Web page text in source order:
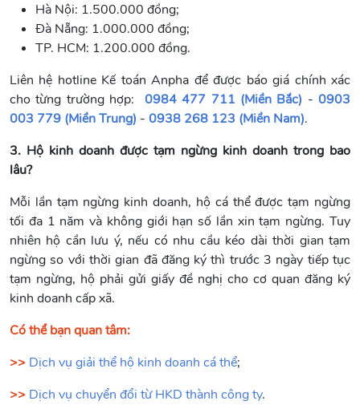
Hà Nội: 1.500.000 đồng;
Đà Nẵng: 1.000.000 đồng;
TP. HCM: 1.200.000 đồng.
Liên hệ hotline Kế toán Anpha để được báo giá chính xác
cho từng trường hợp: 0984 477 711 (Miền Bắc) - 0903
003 779 (Miền Trung) - 0938 268 123 (Miền Nam).
3. Hộ kinh doanh được tạm ngừng kinh doanh trong bao
lâu?
Mỗi lần tạm ngừng kinh doanh, hộ cá thể được tạm ngừng
tối đa 1 năm và không giới hạn số lần xin tạm ngừng. Tuy
nhiên hộ cần lưu ý, nếu có nhu cầu kéo dài thời gian tạm
ngừng so với thời gian đã đăng ký thì trước 3 ngày tiếp tục
tạm ngừng, hộ phải gửi giấy đề nghị cho cơ quan đăng ký
kinh doanh cấp xã.
Có thể bạn quan tâm:
>> Dịch vụ giải thể hộ kinh doanh cá thể;
>> Dịch vụ chuyển đổi từ HKD thành công ty.